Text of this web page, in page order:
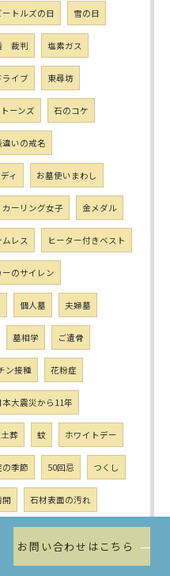
ートルズの日 雪の日
裁判 塩素ガス
ライブ 東尋坊
ーンズ 石のコケ
違いの戒名
ィ お墓使いまわし
カーリング女子 金メダル
レス ヒーター付きベスト
ーのサイレン
個人墓 夫婦墓
墓相学 ご遺骨
ン接種 花粉症
本大震災から11年
葬 蚊 ホワイトデー
季節 50回忌 つくし
開 石材表面の汚れ
茶色の汚れ 古墓
お問い合わせはこちら